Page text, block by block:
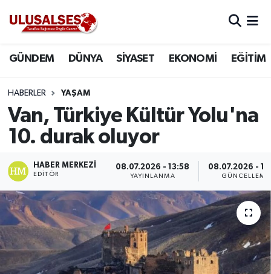
GÜNDEM DÜNYA SİYASET EKONOMİ EĞİTİM
HABERLER YAŞAM
Van, Türkiye Kültür Yolu'na
10. durak oluyor
HABER MERKEZI
EDITÖR
08.07.2026 - 13:58
YAYINLANMA
08.07.2026 -
GÜNCELLEME
DÜNYA
SİYASET
EKONOMİ
EĞİTİM
SAĞLIK
MAGAZİN
SPOR
Trafik Durumu
Süper Lig Puan Durumu ve Fikstür
Tüm Manşetler
Son Dakika Haberleri
Haber Arşivi